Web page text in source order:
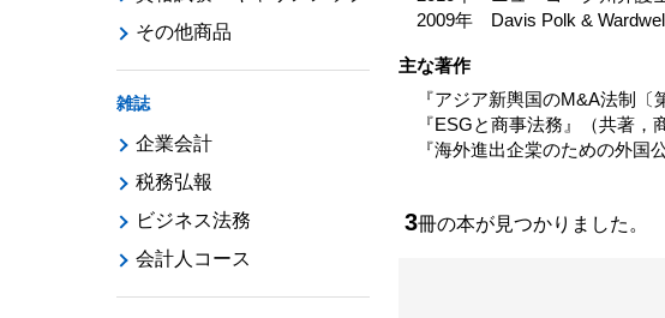
2009年 Davis Polk &
主な著作
『アジア新輿国のM&A法制〔
『ESGと商事法務』（共著，
『海外進出企棠のための外国
3冊の本が見つかりました。
その他商品
雑誌
企業会計
税務弘報
ビジネス法務
会計人コース